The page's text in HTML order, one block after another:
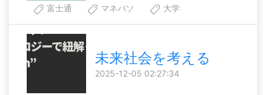
富士通 マネパソ 大学
未来社会を考える
2025-12-05 02:27:34